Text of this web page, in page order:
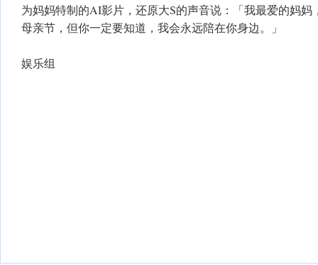
为妈妈特制的AI影片，还原大S的声音说：「我最爱的妈妈
母亲节，但你一定要知道，我会永远陪在你身边。」
娱乐组